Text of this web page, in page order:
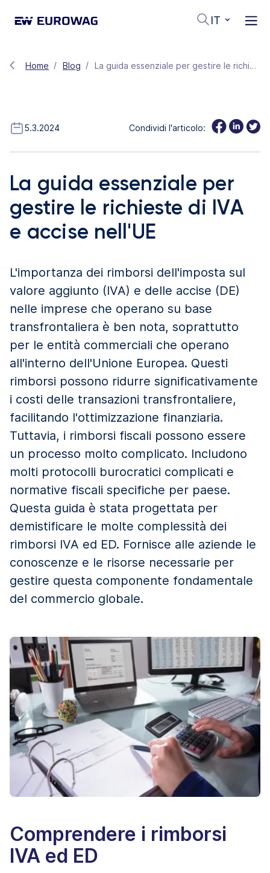
IT
Home Blog La guida essenziale per gestire le richieste di IVA e accise nell'UE
5.3.2024 Condividi l'articolo:
La guida essenziale per
gestire le richieste di IVA
e accise nell'UE
L'importanza dei rimborsi dell'imposta sul
valore aggiunto (IVA) e delle accise (DE)
nelle imprese che operano su base
transfrontaliera è ben nota, soprattutto
per le entità commerciali che operano
all'interno dell'Unione Europea. Questi
rimborsi possono ridurre significativamente
i costi delle transazioni transfrontaliere,
facilitando l'ottimizzazione finanziaria.
Tuttavia, i rimborsi fiscali possono essere
un processo molto complicato. Includono
molti protocolli burocratici complicati e
normative fiscali specifiche per paese.
Questa guida è stata progettata per
demistificare le molte complessità dei
rimborsi IVA ed ED. Fornisce alle aziende le
conoscenze e le risorse necessarie per
gestire questa componente fondamentale
del commercio globale.
Comprendere i rimborsi
IVA ed ED